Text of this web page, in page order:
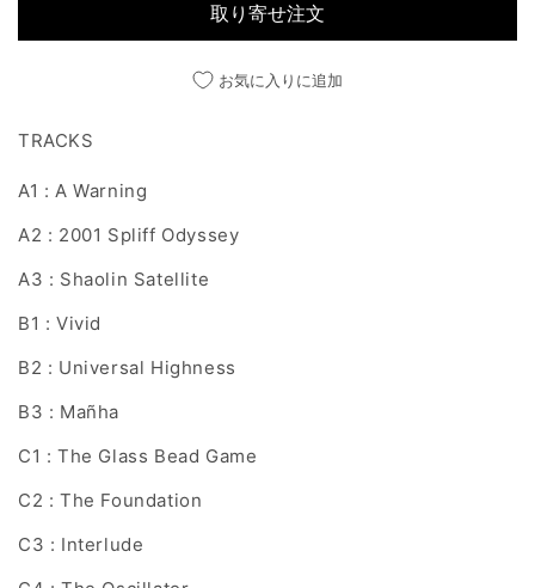
減
す
取り寄せ注文
お気に入りに追加
TRACKS
A1 : A Warning
A2 : 2001 Spliff Odyssey
A3 : Shaolin Satellite
B1 : Vivid
B2 : Universal Highness
B3 : Mañha
C1 : The Glass Bead Game
C2 : The Foundation
C3 : Interlude